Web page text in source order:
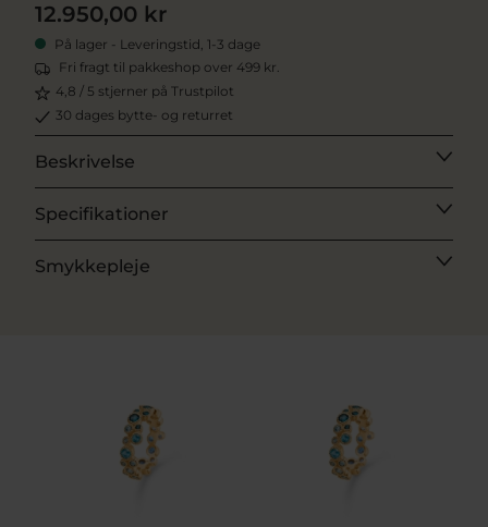
12.950,00 kr
På lager - Leveringstid, 1-3 dage
Fri fragt til pakkeshop over 499 kr.
4,8 / 5 stjerner på Trustpilot
30 dages bytte- og returret
Beskrivelse
Specifikationer
Smykkepleje